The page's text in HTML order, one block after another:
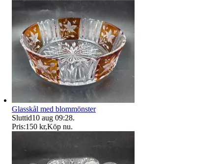
Glasskål med blommönster
Sluttid10 aug 09:28.
Pris:150 kr,Köp nu.